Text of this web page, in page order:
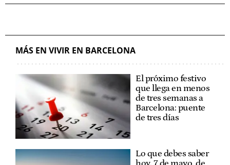
MÁS EN VIVIR EN BARCELONA
El próximo festivo
que llega en menos
de tres semanas a
Barcelona: puente
de tres días
Lo que debes saber